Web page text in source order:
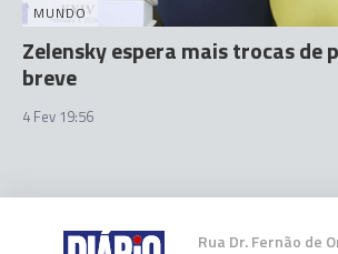
MUNDO
Zelensky espera mais trocas de
breve
4 Fev 19:56
Rua Dr. Fernão de